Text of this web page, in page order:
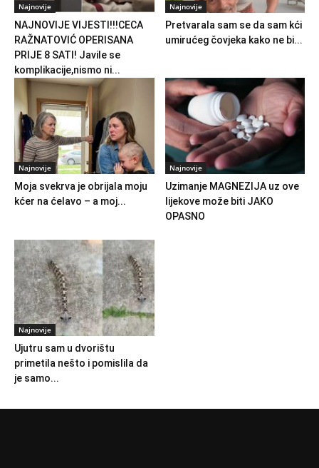
Najnovije
NAJNOVIJE VIJESTI!!!CECA
RAŽNATOVIĆ OPERISANA
PRIJE 8 SATI! Javile se
komplikacije,nismo ni...
Najnovije
Pretvarala sam se da sam kći
umirućeg čovjeka kako ne bi...
Najnovije
Moja svekrva je obrijala moju
kćer na ćelavo – a moj...
Najnovije
Uzimanje MAGNEZIJA uz ove
lijekove može biti JAKO
OPASNO
Najnovije
Ujutru sam u dvorištu
primetila nešto i pomislila da
je samo...